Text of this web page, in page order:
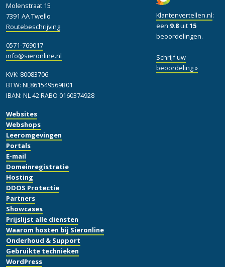
Websites
Webshops
Leeromgevingen
Portals
E-mail
Domeinregistratie
Hosting
DDOS Protectie
Partners
Showcases
Prijslijst alle diensten
Waarom hosten bij Sieronline
Onderhoud & Support
Gebruikte technieken
WordPress
Klantenvertellen.nl:
een 9.8uit15
beoordelingen.
Schrijf uw
beoordeling »
Molenstraat 15
7391 AA Twello
Routebeschrijving
0571-769017
info@sieronline.nl
KVK: 80083706
BTW: NL861549569B01
IBAN: NL 42 RABO 0160374928